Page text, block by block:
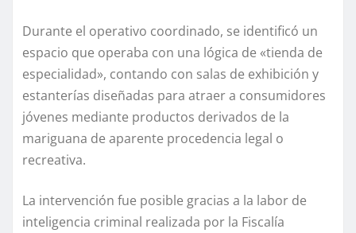
Durante el operativo coordinado, se identificó un
espacio que operaba con una lógica de «tienda de
especialidad», contando con salas de exhibición y
estanterías diseñadas para atraer a consumidores
jóvenes mediante productos derivados de la
mariguana de aparente procedencia legal o
recreativa.
La intervención fue posible gracias a la labor de
inteligencia criminal realizada por la Fiscalía